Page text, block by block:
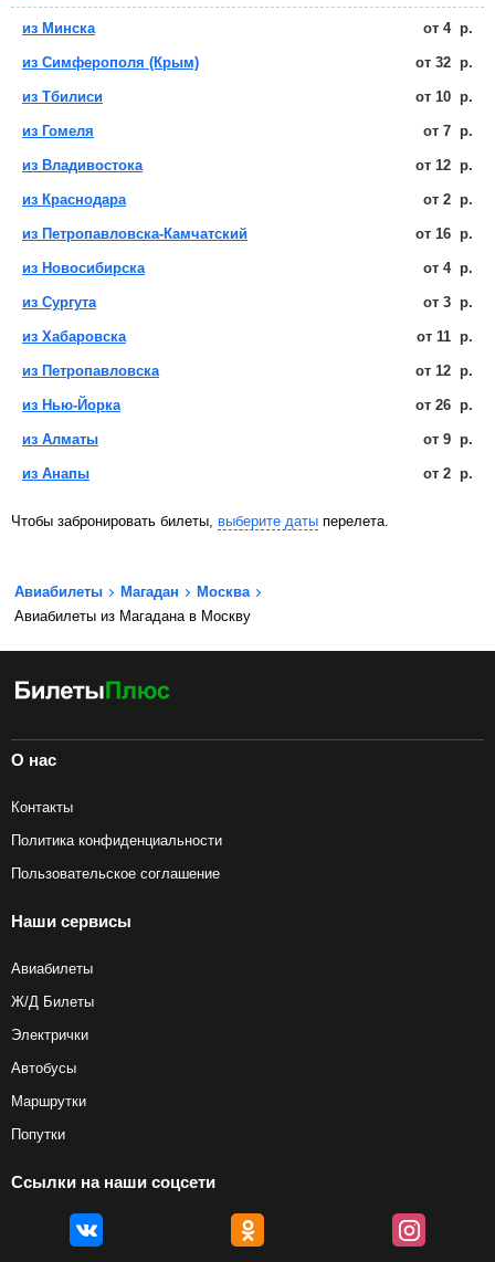
из Минска от 4 р.
из Симферополя (Крым) от 32 р.
из Тбилиси от 10 р.
из Гомеля от 7 р.
из Владивостока от 12 р.
из Краснодара от 2 р.
из Петропавловска-Камчатский от 16 р.
из Новосибирска от 4 р.
из Сургута от 3 р.
из Хабаровска от 11 р.
из Петропавловска от 12 р.
из Нью-Йорка от 26 р.
из Алматы от 9 р.
из Анапы от 2 р.
Чтобы забронировать билеты, выберите даты перелета.
Авиабилеты Магадан
Москва
Авиабилеты из Магадана в Москву
О нас
Контакты
Политика конфиденциальности
Пользовательское соглашение
Наши сервисы
Авиабилеты
Ж/Д Билеты
Электрички
Автобусы
Маршрутки
Попутки
Ссылки на наши соцсети